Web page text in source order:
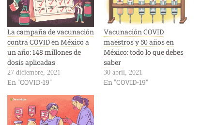
La campaña de vacunación
contra COVID en México a
un año: 148 millones de
dosis aplicadas
27 diciembre, 2021
En "COVID-19"
Vacunación COVID
maestros y 50 años en
México: todo lo que debes
saber
30 abril, 2021
En "COVID-19"